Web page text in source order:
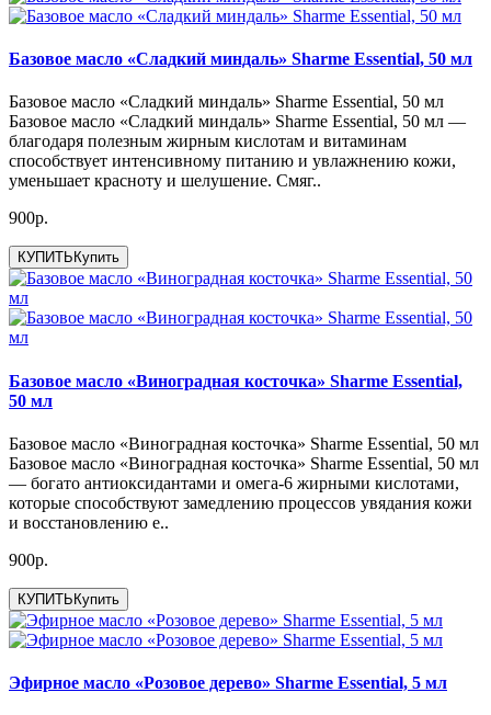
Базовое масло «Сладкий миндаль» Sharme Essential, 50 мл
Базовое масло «Сладкий миндаль» Sharme Essential, 50 мл
Базовое масло «Сладкий миндаль» Sharme Essential, 50 мл —
благодаря полезным жирным кислотам и витаминам
способствует интенсивному питанию и увлажнению кожи,
уменьшает красноту и шелушение. Смяг..
900р.
КУПИТЬ Купить
Базовое масло «Виноградная косточка» Sharme Essential,
50 мл
Базовое масло «Виноградная косточка» Sharme Essential, 50 мл
Базовое масло «Виноградная косточка» Sharme Essential, 50 мл
— богато антиоксидантами и омега-6 жирными кислотами,
которые способствуют замедлению процессов увядания кожи
и восстановлению е..
900р.
КУПИТЬ Купить
Эфирное масло «Розовое дерево» Sharme Essential, 5 мл